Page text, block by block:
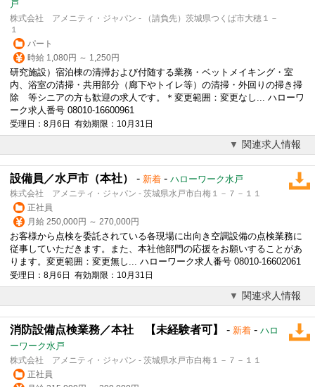
戸
株式会社 アメニティ・ジャパン - （請負先）茨城県つくば市大穂１－
１
パート
時給 1,080円 ～ 1,250円
研究施設）宿泊棟の清掃および付随する業務・ベットメイキング・室
内、浴室の清掃・共用部分（廊下やトイレ等）の清掃・外回りの掃き掃
除 等シニアの方も歓迎の求人です。＊変更範囲：変更なし... ハローワ
ーク求人番号 08010-16600961
受理日：8月6日 有効期限：10月31日
関連求人情報
設備員／水戸市（本社） - 新着 - ハローワーク水戸
株式会社 アメニティ・ジャパン - 茨城県水戸市白梅１－７－１１
正社員
月給 250,000円 ～ 270,000円
お客様から点検を委託されている各現場に出向き空調設備の点検業務に
従事していただきます。また、本社他部門の応援をお願いすることがあ
ります。変更範囲：変更無し... ハローワーク求人番号 08010-16602061
受理日：8月6日 有効期限：10月31日
関連求人情報
消防設備点検業務／本社 【未経験者可】 - 新着 - ハロ
ーワーク水戸
株式会社 アメニティ・ジャパン - 茨城県水戸市白梅１－７－１１
正社員